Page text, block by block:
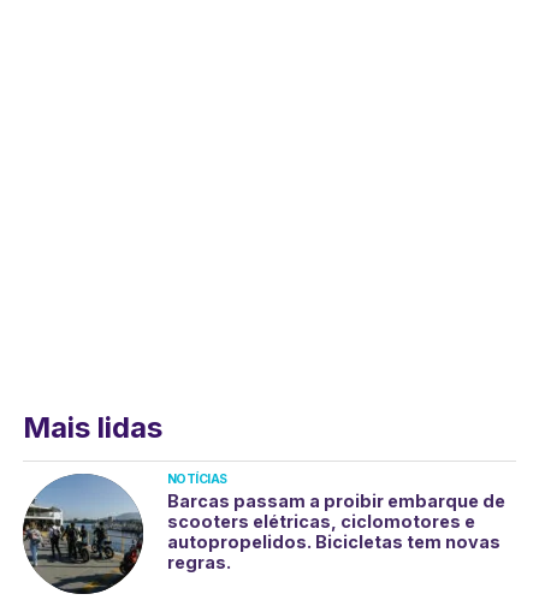
Mais lidas
NOTÍCIAS
Barcas passam a proibir embarque de
scooters elétricas, ciclomotores e
autopropelidos. Bicicletas tem novas
regras.